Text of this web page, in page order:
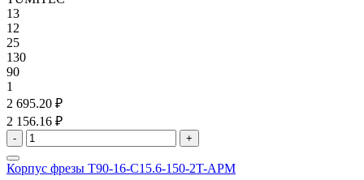
13
12
25
130
90
1
2 695.20 ₽
2 156.16 ₽
- +
Корпус фрезы T90-16-C15.6-150-2T-APM